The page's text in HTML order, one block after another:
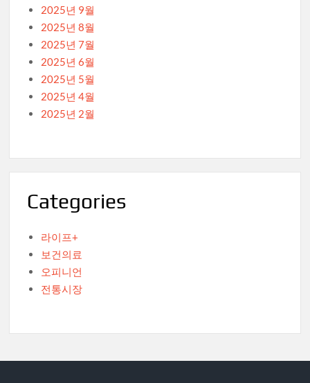
2025년 9월
2025년 8월
2025년 7월
2025년 6월
2025년 5월
2025년 4월
2025년 2월
Categories
라이프+
보건의료
오피니언
전통시장